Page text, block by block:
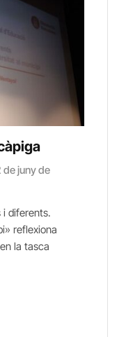
de juny de
i diferents.
reflexiona
la tasca